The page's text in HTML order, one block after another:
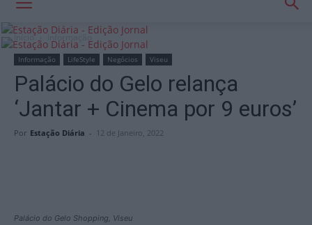
Início Informação
Informação LifeStyle Negócios Viseu
Palácio do Gelo relança
‘Jantar + Cinema por 9 euros’
Por Estação Diária - 12 de Janeiro, 2022
Palácio do Gelo Shopping, Viseu